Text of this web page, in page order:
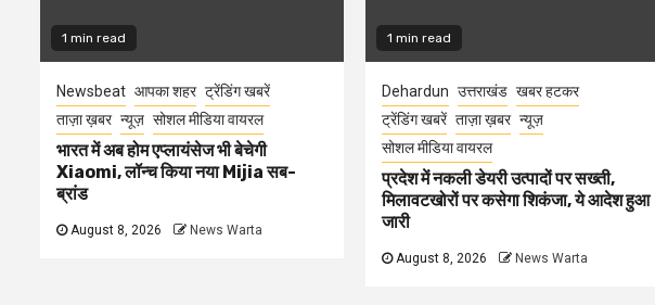
1 min read
Newsbeat आपका शहर ट्रेंडिंग खबरें
ताज़ा ख़बर न्यूज़ सोशल मीडिया वायरल
भारत में अब होम एप्लायंसेज भी बेचेगी
Xiaomi, लॉन्च किया नया Mijia सब-
ब्रांड
August 8, 2026 News Warta
1 min read
Dehardun उत्तराखंड खबर हटकर
ट्रेंडिंग खबरें ताज़ा ख़बर न्यूज़
सोशल मीडिया वायरल
प्रदेश में नकली डेयरी उत्पादों पर सख्ती,
मिलावटखोरों पर कसेगा शिकंजा, ये आदेश हुआ
जारी
August 8, 2026 News Warta